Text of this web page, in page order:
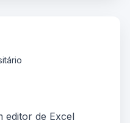
editor de Excel